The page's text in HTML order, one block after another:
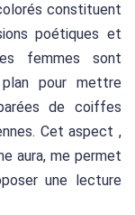
constituent
poétiques et
femmes sont
pour mettre
de coiffes
Cet aspect ,
aura, me permet
une lecture